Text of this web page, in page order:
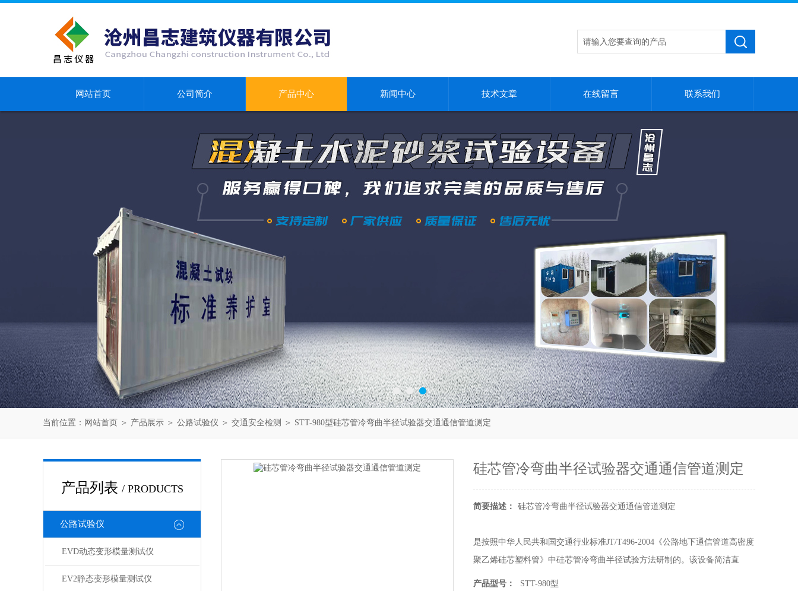
网站首页 公司简介 产品中心 新闻中心 技术文章 在线留言 联系我们
当前位置： 网站首页 ＞ 产品展示 ＞ 公路试验仪 ＞ 交通安全检测 ＞ STT-980型硅芯管冷弯曲半径试验器交通通信管道测定
产品列表 / PRODUCTS
公路试验仪
EVD动态变形模量测试仪
EV2静态变形模量测试仪
硅芯管冷弯曲半径试验器交通通信管道测定
简要描述： 硅芯管冷弯曲半径试验器交通通信管道测定
是按照中华人民共和国交通行业标准JT/T496-2004《公路地下通信管道高密度
聚乙烯硅芯塑料管》中硅芯管冷弯曲半径试验方法研制的。该设备简洁直
观，是生产及质量监督检验部门的理想设备。
产品型号：
STT-980型